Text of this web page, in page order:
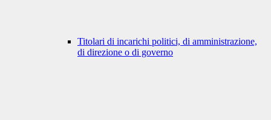
Titolari di incarichi politici, di amministrazione,
di direzione o di governo